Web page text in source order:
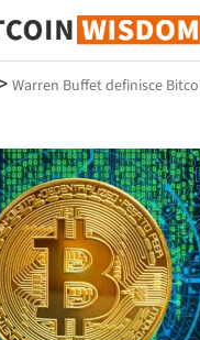
Saggezza Bitcoin
> Warren Buffet definisce